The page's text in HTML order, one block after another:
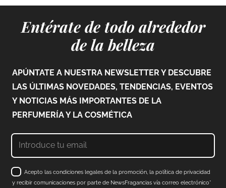
Entérate de todo alrededor
de la belleza
APÚNTATE A NUESTRA NEWSLETTER Y DESCUBRE
LAS ÚLTIMAS NOVEDADES, TENDENCIAS, EVENTOS
Y NOTICIAS MÁS IMPORTANTES DE LA
PERFUMERÍA Y LA COSMÉTICA
Acepto las condiciones legales de la promoción, la política de privacidad
y recibir comunicaciones por parte de NewsFragancias vía correo electrónico*